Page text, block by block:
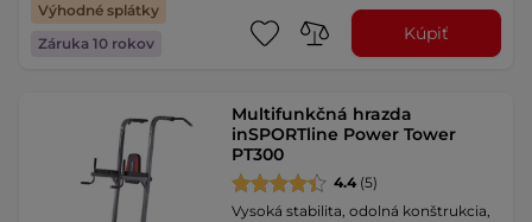
Výhodné splátky
Záruka 10 rokov
Kúpiť
Multifunkčná hrazda
inSPORTline Power Tower
PT300
4.4 (5)
Vysoká stabilita, odolná konštrukcia,